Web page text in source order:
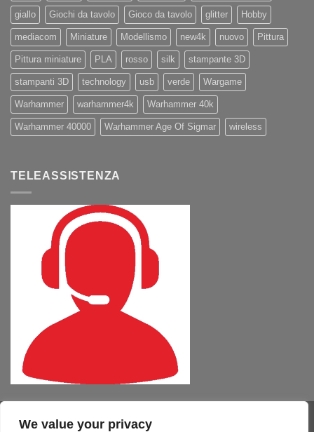
We value your privacy
giallo Giochi da tavolo Gioco da tavolo glitter Hobby
mediacom Miniature Modellismo new4k nuovo Pittura
Pittura miniature PLA rosso silk stampante 3D
stampanti 3D technology usb verde Wargame
Warhammer warhammer4k Warhammer 40k
Warhammer 40000 Warhammer Age Of Sigmar wireless
TELEASSISTENZA
Visa PayPal MasterCard